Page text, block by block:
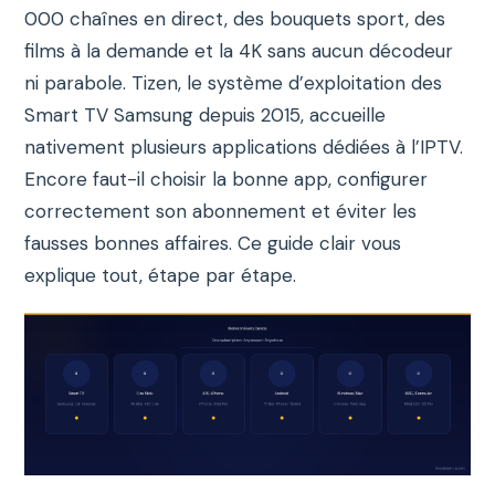
000 chaînes en direct, des bouquets sport, des
films à la demande et la 4K sans aucun décodeur
ni parabole. Tizen, le système d’exploitation des
Smart TV Samsung depuis 2015, accueille
nativement plusieurs applications dédiées à l’IPTV.
Encore faut-il choisir la bonne app, configurer
correctement son abonnement et éviter les
fausses bonnes affaires. Ce guide clair vous
explique tout, étape par étape.